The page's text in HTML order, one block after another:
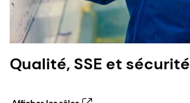
Qualité, SSE et sécurité